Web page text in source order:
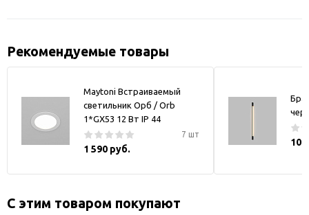
Рекомендуемые товары
Maytoni Встраиваемый
светильник Орб / Orb
1*GX53 12 Вт IP 44
7 шт
1 590 руб.
Бра
10
С этим товаром покупают